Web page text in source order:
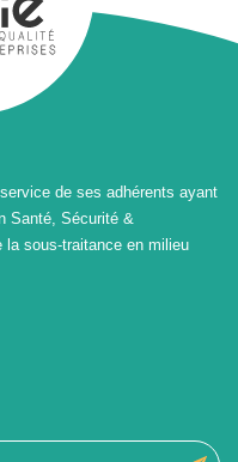
de ses adhérents ayant
Santé, Sécurité &
la sous-traitance en milieu